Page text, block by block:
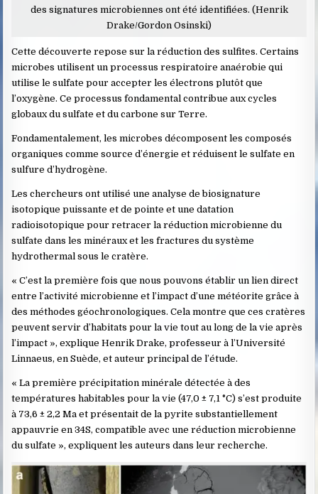
des signatures microbiennes ont été identifiées. (Henrik
Drake/Gordon Osinski)
Cette découverte repose sur la réduction des sulfites. Certains
microbes utilisent un processus respiratoire anaérobie qui
utilise le sulfate pour accepter les électrons plutôt que
l’oxygène. Ce processus fondamental contribue aux cycles
globaux du sulfate et du carbone sur Terre.
Fondamentalement, les microbes décomposent les composés
organiques comme source d’énergie et réduisent le sulfate en
sulfure d’hydrogène.
Les chercheurs ont utilisé une analyse de biosignature
isotopique puissante et de pointe et une datation
radioisotopique pour retracer la réduction microbienne du
sulfate dans les minéraux et les fractures du système
hydrothermal sous le cratère.
« C’est la première fois que nous pouvons établir un lien direct
entre l’activité microbienne et l’impact d’une météorite grâce à
des méthodes géochronologiques. Cela montre que ces cratères
peuvent servir d’habitats pour la vie tout au long de la vie après
l’impact », explique Henrik Drake, professeur à l’Université
Linnaeus, en Suède, et auteur principal de l’étude.
« La première précipitation minérale détectée à des
températures habitables pour la vie (47,0 ± 7,1 °C) s’est produite
à 73,6 ± 2,2 Ma et présentait de la pyrite substantiellement
appauvrie en 34S, compatible avec une réduction microbienne
du sulfate », expliquent les auteurs dans leur recherche.